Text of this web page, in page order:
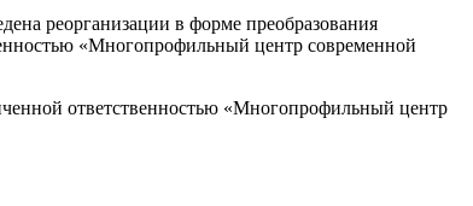
реорганизации в форме преобразования
«Многопрофильный центр современной
ответственностью «Многопрофильный центр